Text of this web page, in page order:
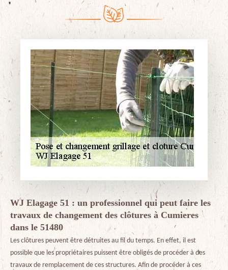
WJ Elagage 51 : un professionnel qui peut faire les
travaux de changement des clôtures à Cumieres
dans le 51480
Les clôtures peuvent être détruites au fil du temps. En effet, il est
possible que les propriétaires puissent être obligés de procéder à des
travaux de remplacement de ces structures. Afin de procéder à ces